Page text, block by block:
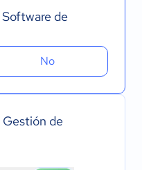
de
No
de